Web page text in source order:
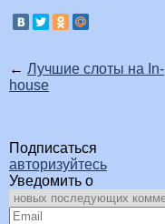
← Лучшие слоты на In-
house
Подписаться
авторизуйтесь
Уведомить о